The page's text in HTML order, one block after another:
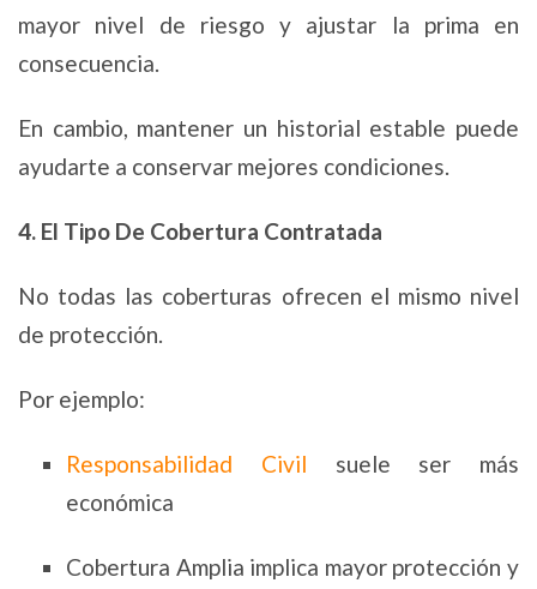
mayor nivel de riesgo y ajustar la prima en
consecuencia.
En cambio, mantener un historial estable puede
ayudarte a conservar mejores condiciones.
4. El Tipo De Cobertura Contratada
No todas las coberturas ofrecen el mismo nivel
de protección.
Por ejemplo:
Responsabilidad Civil suele ser más
económica
Cobertura Amplia implica mayor protección y